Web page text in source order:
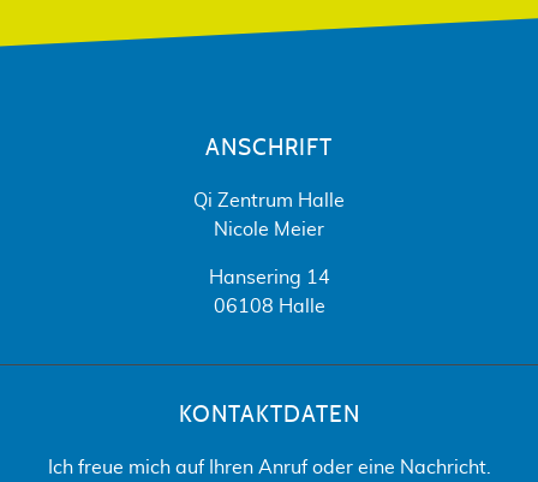
ANSCHRIFT
Qi Zentrum Halle
Nicole Meier
Hansering 14
06108 Halle
KONTAKTDATEN
Ich freue mich auf Ihren Anruf oder eine Nachricht.